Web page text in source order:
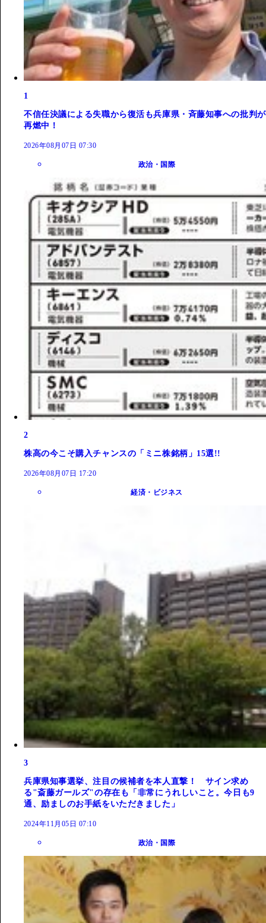
1
不信任決議による失職から復活も兵庫県・斉藤知事への批判が
再燃中！
2026年08月07日 07:30
政治・国際
2
株高の今こそ購入チャンスの「ミニ株銘柄」15選!!
2026年08月07日 17:20
経済・ビジネス
3
兵庫県知事選挙、注目の候補者を本人直撃！ サイン求め
る"斎藤ガールズ"の存在も「非常にうれしいこと。今日も9
通、励ましのお手紙をいただきました」
2024年11月05日 07:10
政治・国際